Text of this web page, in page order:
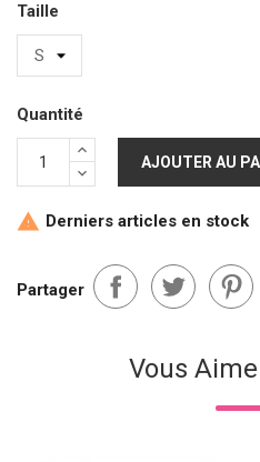
Taille
Quantité
AJOUTER AU
 Derniers articles en stock
Partager
Vous